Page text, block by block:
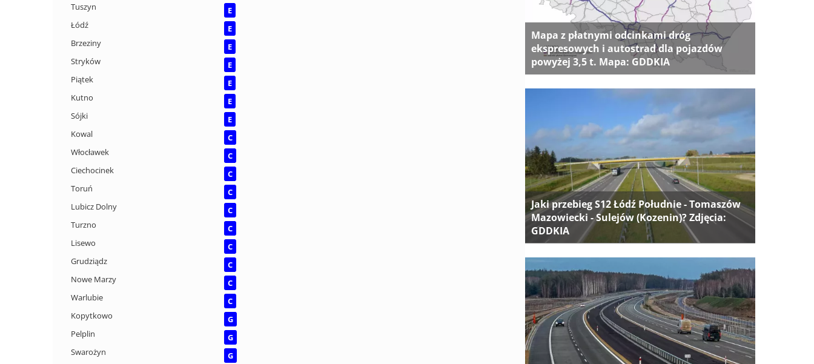
Tuszyn
E
Łódź
E
Brzeziny
E
Stryków
E
Piątek
E
Kutno
E
Sójki
E
Kowal
C
Włocławek
C
Ciechocinek
C
Toruń
C
Lubicz Dolny
C
Turzno
C
Lisewo
C
Grudziądz
C
Nowe Marzy
C
Warlubie
C
Kopytkowo
G
Pelplin
G
Swarożyn
G
Mapa z płatnymi odcinkami dróg
ekspresowych i autostrad dla pojazdów
powyżej 3,5 t. Mapa: GDDKIA
Jaki przebieg S12 Łódź Południe - Tomaszów
Mazowiecki - Sulejów (Kozenin)? Zdjęcia:
GDDKIA